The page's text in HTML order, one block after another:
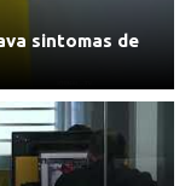
sintomas de